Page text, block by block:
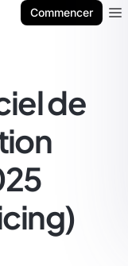
Commencer
de